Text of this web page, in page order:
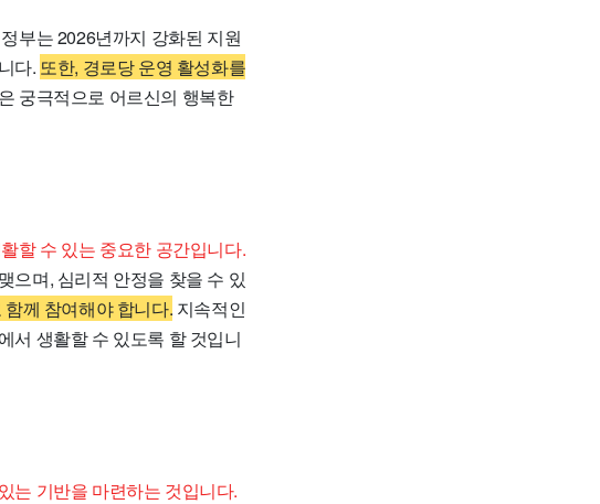
정부는 2026년까지 강화된 지원
다. 또한, 경로당 운영 활성화를
궁극적으로 어르신의 행복한
할 수 있는 중요한 공간입니다.
으며, 심리적 안정을 찾을 수 있
께 참여해야 합니다. 지속적인
서 생활할 수 있도록 할 것입니
는 기반을 마련하는 것입니다.